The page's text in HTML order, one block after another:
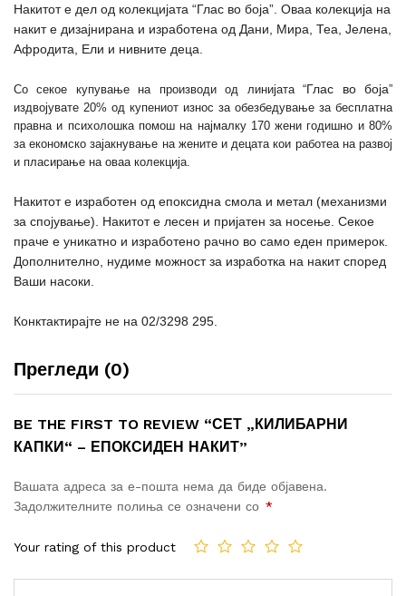
Накитот е дел од колекцијата “Глас во боја” . Оваа колекција на
накит е дизајнирана и изработена од Дани, Мира, Теа, Јелена,
Афродита, Ели и нивните деца.
Со секое купување на производи од линијата “Глас во боја”
издвојувате 20% од купениот износ за обезбедување за бесплатна
правна и психолошка помош на најмалку 170 жени годишно и 80%
за економско зајакнување на жените и децата кои работеа на развој
и пласирање на оваа колекција.
Накитот е изработен од епоксидна смола и метал (механизми
за спојување). Накитот е лесен и пријатен за носење. Секое
праче е уникатно и изработено рачно во само еден примерок.
Дополнително, нудиме можност за изработка на накит според
Ваши насоки.
Конктактирајте не на 02/3298 295.
Прегледи (0)
BE THE FIRST TO REVIEW “СЕТ „КИЛИБАРНИ
КАПКИ“ – ЕПОКСИДЕН НАКИТ”
Вашата адреса за е-пошта нема да биде објавена.
Задолжителните полиња се означени со *
Your rating of this product